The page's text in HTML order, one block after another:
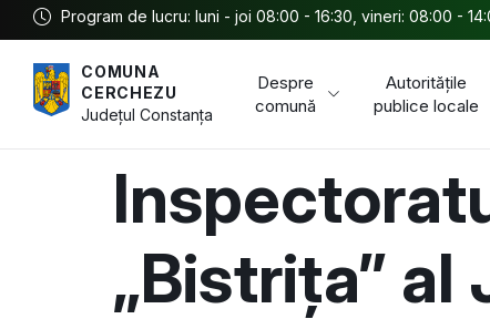
Program de lucru: luni - joi 08:00 - 16:30, vineri: 08:00 -
COMUNA
CERCHEZU
JudețulConstanța
Despre
comună
Autoritățile
publice locale
„Bistrița”